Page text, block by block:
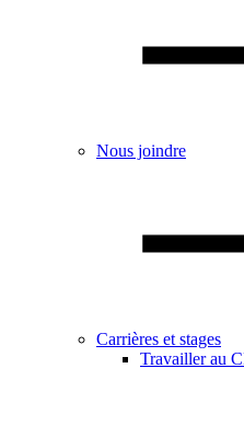
Nous joindre
Carrières et stages
Travailler au